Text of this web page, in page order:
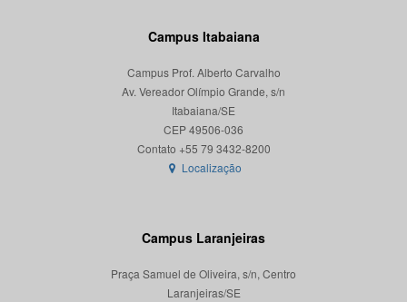
Campus Itabaiana
Campus Prof. Alberto Carvalho
Av. Vereador Olímpio Grande, s/n
Itabaiana/SE
CEP 49506-036
Localização
Campus Laranjeiras
Praça Samuel de Oliveira, s/n, Centro
Laranjeiras/SE